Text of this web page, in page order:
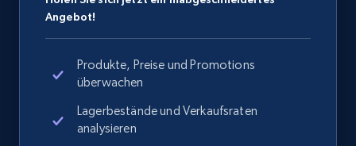
Angebot!
Produkte, Preise und Promotions
überwachen
Lagerbestände und Verkaufsraten
analysieren